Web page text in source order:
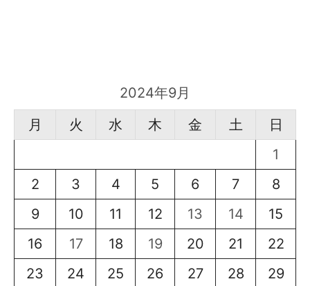
2024年9月
月
火 水 木 金 土
日
1
2
3 4 5 6 7
8
9
10 11 12 13 14
15
16
17 18 19 20 21
22
23
24 25 26 27 28
29